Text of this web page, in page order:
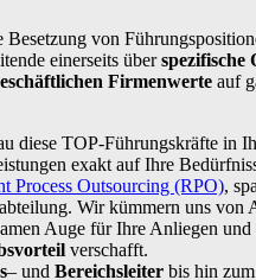
von
einerseits überspezifische
Firmenwerte auf
diese TOP-Führungskräfte in
exakt auf Ihre
Process Outsourcing (RPO),
Wir kümmern uns von
Auge für Ihre Anliegen und
verschafft.
– und Bereichsleiter bis hin zum